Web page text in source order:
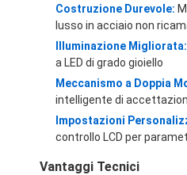
Casa.
Su di noi
Visita alla fabbrica
Controllo della qualità
Costruzione Durevole:
lusso in acciaio non
Illuminazione Migliorata:
a LED di grado gioiello
Meccanismo a Doppia
intelligente di
Impostazioni
controllo LCD per
Vantaggi Tecnici